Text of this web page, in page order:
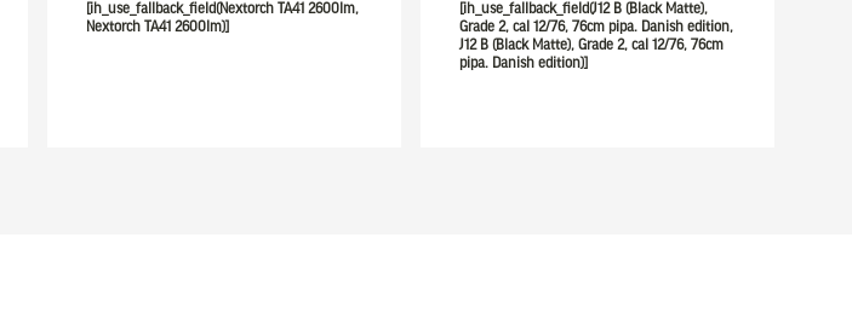
[ih_use_fallback_field(Nextorch TA41 2600lm,
Nextorch TA41 2600lm)]
[ih_use_fallback_field(J12 B (Black Matte),
Grade 2, cal 12/76, 76cm pipa. Danish edition,
J12 B (Black Matte), Grade 2, cal 12/76, 76cm
pipa. Danish edition)]